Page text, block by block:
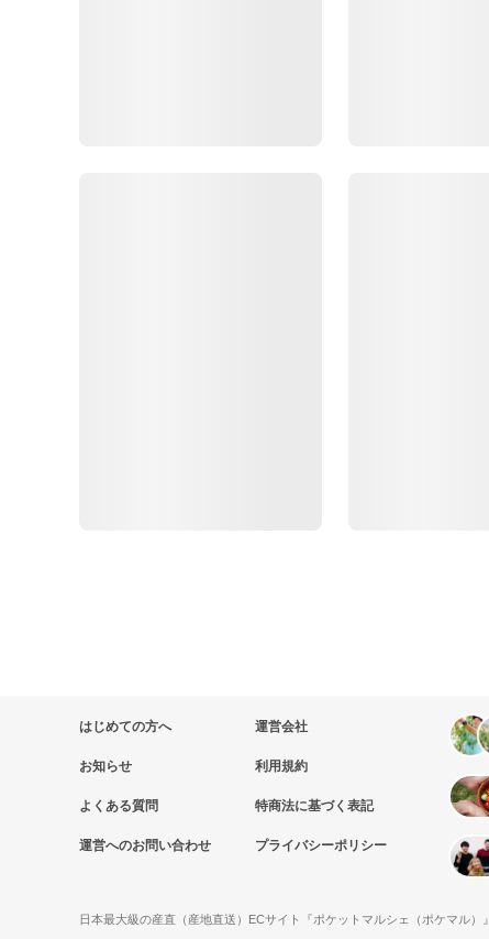
はじめての方へ
お知らせ
よくある質問
運営へのお問い合わせ
運営会社
利用規約
特商法に基づく表記
プライバシーポリシー
日本最大級の産直（産地直送）ECサイト『ポケットマルシェ（ポケマル）』